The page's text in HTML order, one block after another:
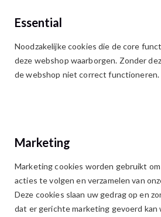
Ga
naar
de
WELKOM NIEUWS
PANTALON CIZZY SAND
Ga
naar
Ga
naar
Essential
Noodzakelijke cookies die de core
deze webshop waarborgen. Zonder
de webshop niet correct functioneren.
Marketing
Marketing cookies worden gebruikt
acties te volgen en verzamelen van
Deze cookies slaan uw gedrag op en
dat er gerichte marketing gevoerd kan